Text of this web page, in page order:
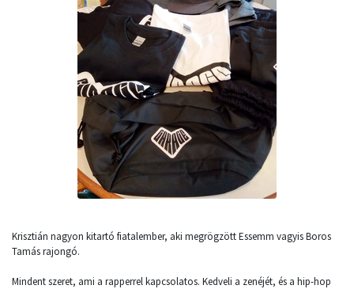
Krisztián nagyon kitartó fiatalember, aki megrögzött Essemm vagyis Boros
Tamás rajongó.
Mindent szeret, ami a rapperrel kapcsolatos. Kedveli a zenéjét, és a hip-hop